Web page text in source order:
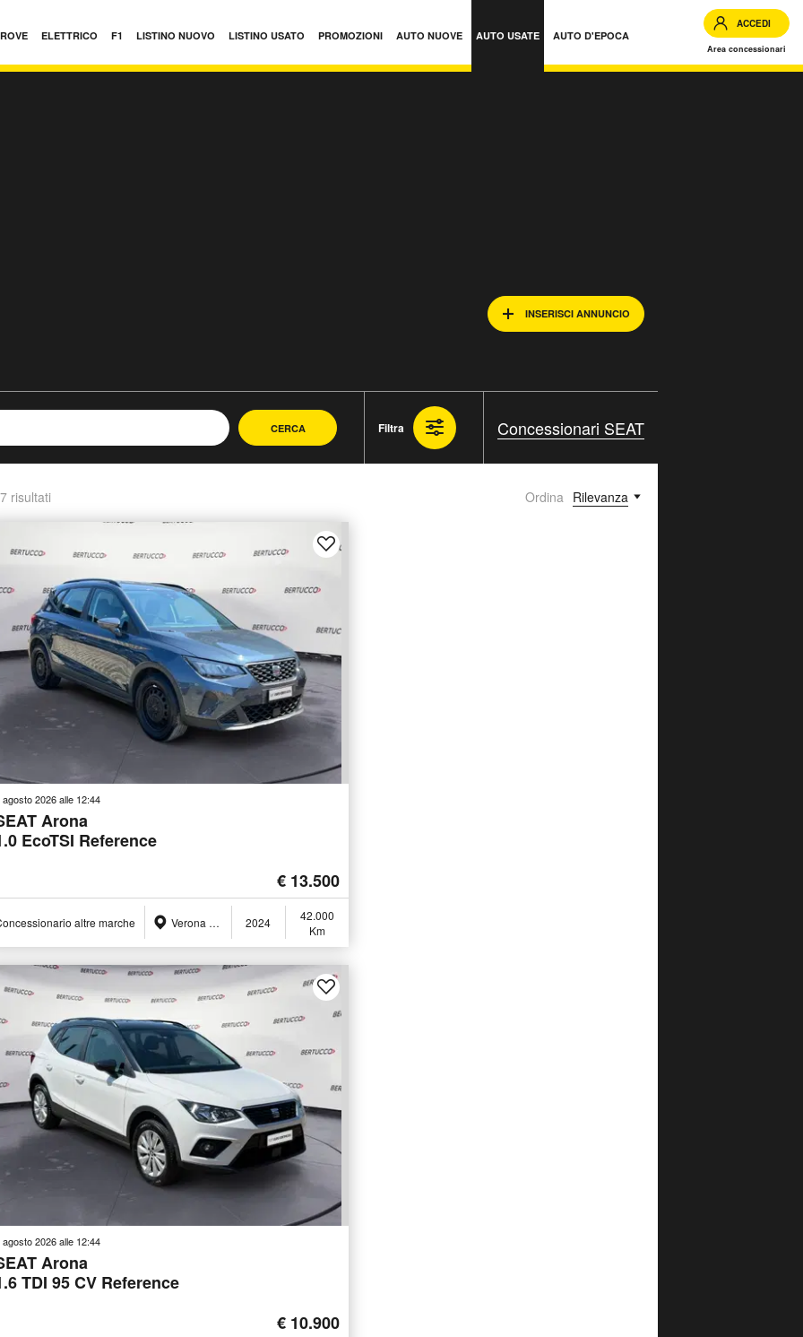
ELETTRICO F1 LISTINO NUOVO LISTINO USATO PROMOZIONI AUTO NUOVE AUTO USATE AUTO D'EPOCA
ACCEDI
Area concessionari
INSERISCI ANNUNCIO
CERCA Filtra Concessionari SEAT
risultati Ordina Rilevanza
agosto 2026 alle 12:44
Arona
EcoTSI Reference
€ 13.500
altre marche Verona (VR) 2024
42.000
Km
agosto 2026 alle 12:44
Arona
TDI 95 CV Reference
€ 10.900